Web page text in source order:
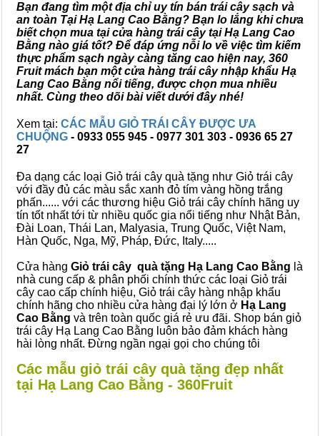
Bạn đang tìm một địa chỉ uy tín bán trái cây sạch và
an toàn Tại Hạ Lang Cao Bằng? Bạn lo lắng khi chưa
biết chọn mua tại cửa hàng trái cây tại Hạ Lang Cao
Bằng nào giá tốt? Để đáp ứng nỗi lo về việc tìm kiếm
thực phẩm sạch ngày càng tăng cao hiện nay, 360
Fruit mách bạn một cửa hàng trái cây nhập khẩu Hạ
Lang Cao Bằng nổi tiếng, được chọn mua nhiều
nhất. Cùng theo dõi bài viết dưới đây nhé!
Xem tại: CÁC MẪU GIỎ TRÁI CÂY ĐƯỢC ƯA
CHUỘNG - 0933 055 945 - 0977 301 303 - 0936 65 27
27
Đa dạng các loại Giỏ trái cây quà tặng như Giỏ trái cây
với đầy đủ các màu sắc xanh đỏ tím vàng hồng trắng
phấn...... với các thương hiệu Giỏ trái cây chính hãng uy
tín tốt nhất tới từ nhiều quốc gia nổi tiếng như Nhật Bản,
Đài Loan, Thái Lan, Malyasia, Trung Quốc, Việt Nam,
Hàn Quốc, Nga, Mỹ, Pháp, Đức, Italy.....
Cửa hàng Giỏ trái cây quà tặng Hạ Lang Cao Bằng là
nhà cung cấp & phân phối chính thức các loại Giỏ trái
cây cao cấp chính hiệu, Giỏ trái cây hàng nhập khẩu
chính hãng cho nhiều cửa hàng đại lý lớn ở Hạ Lang
Cao Bằng và trên toàn quốc giá rẻ ưu đãi. Shop bán giỏ
trái cây Hạ Lang Cao Bằng luôn bảo đảm khách hàng
hài lòng nhất. Đừng ngần ngại gọi cho chúng tôi
Các mẫu giỏ trái cây quà tặng đẹp nhất
tại Hạ Lang Cao Bằng - 360Fruit